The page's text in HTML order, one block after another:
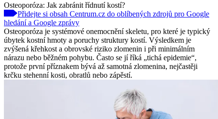
Osteoporóza: Jak zabránit řídnutí kostí?
Přidejte si obsah Centrum.cz do oblíbených zdrojů pro Google
hledání a Google zprávy
Osteoporóza je systémové onemocnění skeletu, pro které je typický
úbytek kostní hmoty a poruchy struktury kostí. Výsledkem je
zvýšená křehkost a obrovské riziko zlomenin i při minimálním
nárazu nebo běžném pohybu. Často se jí říká „tichá epidemie“,
protože první příznakem bývá až samotná zlomenina, nejčastěji
krčku stehenní kosti, obratlů nebo zápěstí.